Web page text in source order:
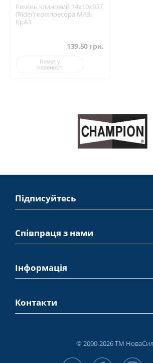
Ремінь клиновий 14х10х937
(Rider) компресора МАЗ,
КрАЗ
139.50 грн.
Немає у
наявності
Підписуйтесь
Співпраця з нами
Інформація
Контакти
© 2000-2026 ТМ